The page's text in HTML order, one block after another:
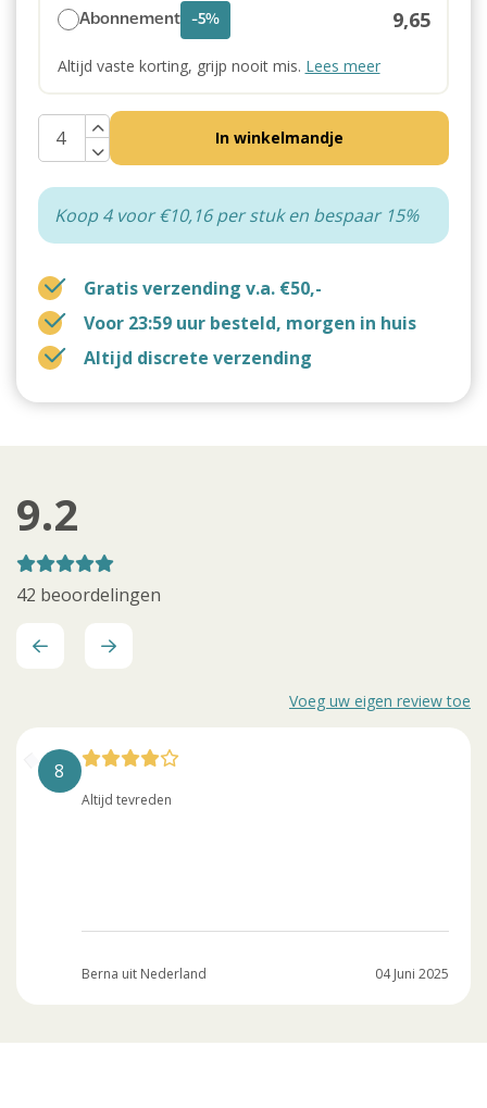
Abonnement -5% 9,65
Altijd vaste korting, grijp nooit mis. Lees meer
In winkelmandje
Koop 4 voor €10,16 per stuk en bespaar 15%
Gratis verzending v.a. €50,-
Voor 23:59 uur besteld, morgen in huis
Altijd discrete verzending
9.2
42 beoordelingen
Voeg uw eigen review toe
8
Altijd tevreden
Berna uit Nederland 04 Juni 2025